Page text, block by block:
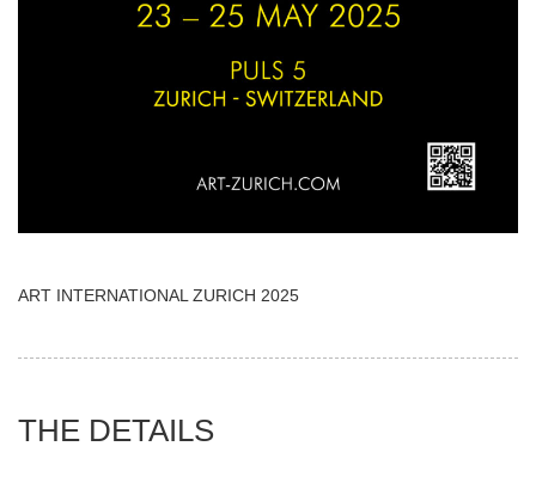
ART INTERNATIONAL ZURICH 2025
THE DETAILS